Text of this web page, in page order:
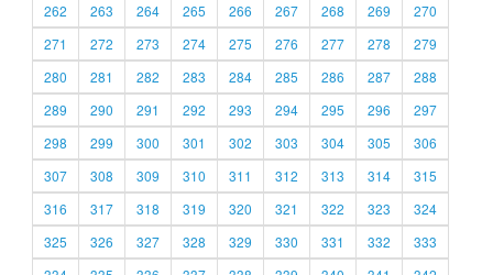
262
263 264 265 266 267 268 269
270
271
272 273 274 275 276 277 278
279
280
281 282 283 284 285 286 287
288
289
290 291 292 293 294 295 296
297
298
299 300 301 302 303 304 305
306
307
308 309 310 311 312 313 314
315
316
317 318 319 320 321 322 323
324
325
326 327 328 329 330 331 332
333